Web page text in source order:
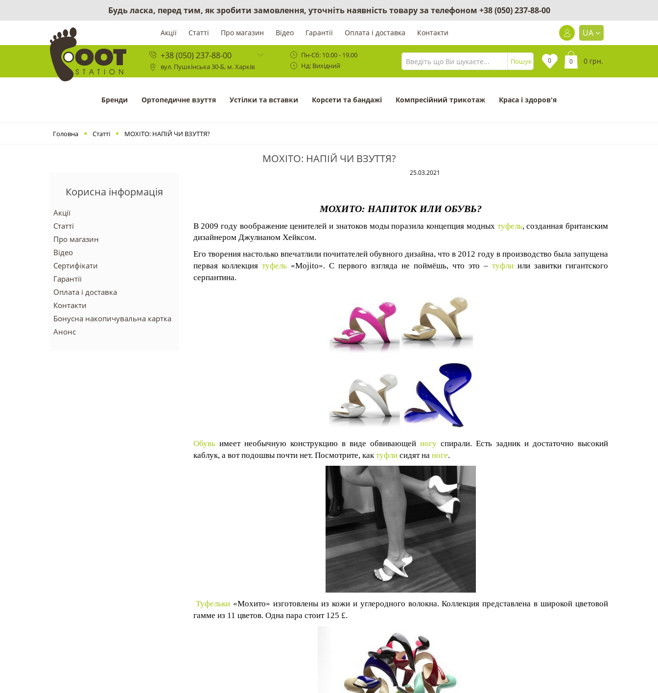
Будь ласка, перед тим, як зробити замовлення, уточніть наявність товару за телефоном +38 (050) 237-88-00
Акції Статті Про магазин Відео Гарантії Оплата і доставка Контакти UA
+38 (050) 237-88-00
вул. Пушкінська 30-Б, м. Харків
Пн-Сб: 10.00 - 19.00
Нд: Вихідний
Пошук 0 0 0 грн.
Бренди Ортопедичне взуття Устілки та вставки Корсети та бандажі Компресійний трикотаж Краса і здоров'я
Головна Статті МОХІТО: НАПІЙ ЧИ ВЗУТТЯ?
МОХІТО: НАПІЙ ЧИ ВЗУТТЯ?
Корисна інформація
Акції
Статті
Про магазин
Відео
Сертифікати
Гарантії
Оплата і доставка
Контакти
Бонусна накопичувальна картка
Анонс
25.03.2021
МОХИТО: НАПИТОК ИЛИ ОБУВЬ?
В 2009 году воображение ценителей и знатоков моды поразила концепция модных туфель, созданная британским
дизайнером Джулианом Хейксом.
Его творения настолько впечатлили почитателей обувного дизайна, что в 2012 году в производство была запущена
первая коллекция туфель«Mojito». С первого взгляда не поймёшь, что это – туфлиили завитки гигантского
серпантина.
Обувьимеет необычную конструкцию в виде обвивающей ногуспирали. Есть задник и достаточно высокий
каблук, а вот подошвы почти нет. Посмотрите, кактуфлисидят на ноге.
Туфельки «Мохито» изготовлены из кожи и углеродного волокна. Коллекция представлена в широкой цветовой
гамме из 11 цветов. Одна пара стоит 125 £.